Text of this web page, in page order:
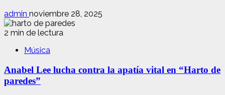
admin noviembre 28, 2025
2 min de lectura
Música
Anabel Lee lucha contra la apatía vital en “Harto de
paredes”